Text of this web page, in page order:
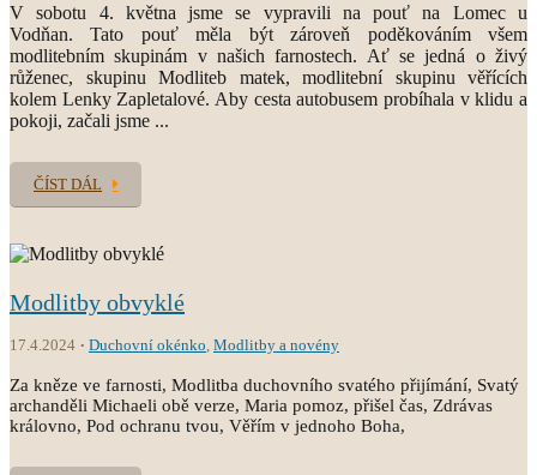
V sobotu 4. května jsme se vypravili na pouť na Lomec u
Vodňan. Tato pouť měla být zároveň poděkováním všem
modlitebním skupinám v našich farnostech. Ať se jedná o živý
růženec, skupinu Modliteb matek, modlitební skupinu věřících
kolem Lenky Zapletalové. Aby cesta autobusem probíhala v klidu a
pokoji, začali jsme ...
ČÍST DÁL
Modlitby obvyklé
17.4.2024 Duchovní okénko, Modlitby a novény
Za kněze ve farnosti, Modlitba duchovního svatého přijímání, Svatý
archanděli Michaeli obě verze, Maria pomoz, přišel čas, Zdrávas
královno, Pod ochranu tvou, Věřím v jednoho Boha,